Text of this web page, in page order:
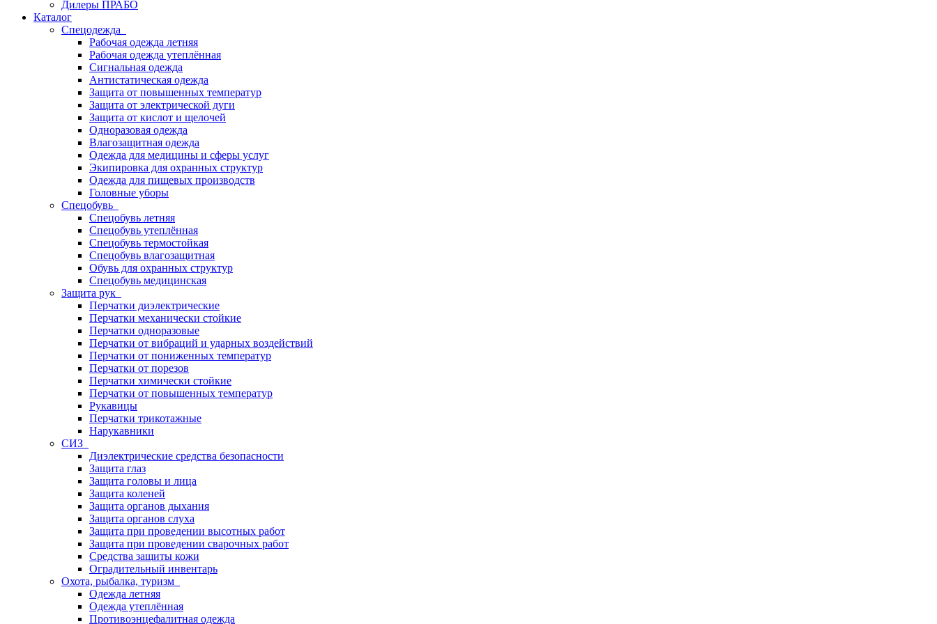
Дилеры ПРАБО
Каталог
Спецодежда
Рабочая одежда летняя
Рабочая одежда утеплённая
Сигнальная одежда
Антистатическая одежда
Защита от повышенных температур
Защита от электрической дуги
Защита от кислот и щелочей
Одноразовая одежда
Влагозащитная одежда
Одежда для медицины и сферы услуг
Экипировка для охранных структур
Одежда для пищевых производств
Головные уборы
Спецобувь
Спецобувь летняя
Спецобувь утеплённая
Спецобувь термостойкая
Спецобувь влагозащитная
Обувь для охранных структур
Спецобувь медицинская
Защита рук
Перчатки диэлектрические
Перчатки механически стойкие
Перчатки одноразовые
Перчатки от вибраций и ударных воздействий
Перчатки от пониженных температур
Перчатки от порезов
Перчатки химически стойкие
Перчатки от повышенных температур
Рукавицы
Перчатки трикотажные
Нарукавники
СИЗ
Диэлектрические средства безопасности
Защита глаз
Защита головы и лица
Защита коленей
Защита органов дыхания
Защита органов слуха
Защита при проведении высотных работ
Защита при проведении сварочных работ
Средства защиты кожи
Оградительный инвентарь
Охота, рыбалка, туризм
Одежда летняя
Одежда утеплённая
Противоэнцефалитная одежда